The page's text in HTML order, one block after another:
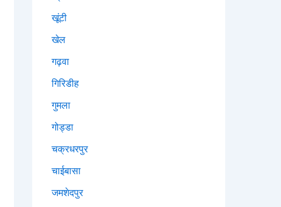
खूंटी
खेल
गढ़वा
गिरिडीह
गुमला
गोड्डा
चक्रधरपुर
चाईबासा
जमशेदपुर